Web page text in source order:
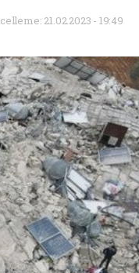
21.02.2023 - 19:49